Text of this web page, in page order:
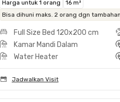
Harga untuk 1 orang
16 m²
Bisa dihuni maks. 2 orang dgn
Full Size Bed 120x200 cm
Kamar Mandi Dalam
Water Heater
Jadwalkan Visit